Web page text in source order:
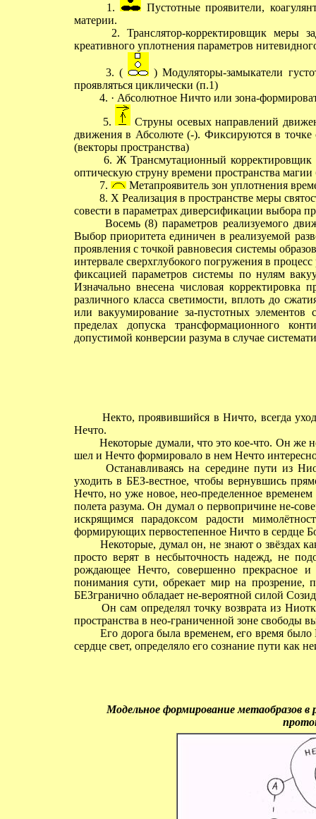
1.
Пустотные проявители,
материи.
2. Транслятор-корректировщик меры
креативного уплотнения параметров
3. (
) Модуляторы-замыкатели
проявляться циклически (п.1)
4. · Абсолютное Ничто или зона-
5.
Струны осевых направлений
движения в Абсолюте (-). Фиксируются в точке
(векторы пространства)
6. Ж Трансмутационный корректировщик
оптическую струну времени пространства
7.
Метапроявитель зон уплотнения
8. X Реализация в пространстве меры
совести в параметрах диверсификации выбора
Восемь (8) параметров реализуемого
Выбор приоритета единичен в реализуемой
проявления с точкой равновесия системы
интервале сверхглубокого погружения в
фиксацией параметров системы по нулям
Изначально внесена числовая корректировка
различного класса светимости, вплоть до
или вакуумирование за-пустотных элементов
пределах допуска трансформационного
допустимой конверсии разума в случае
Некто, проявившийся в Ничто, всегда
Нечто.
Некоторые думали, что это кое-что. Он же
шел и Нечто формировало в нем Нечто
Останавливаясь на середине пути из
уходить в БЕЗ-вестное, чтобы вернувшись
Нечто, но уже новое, нео-пределенное
полета разума. Он думал о первопричине не-
искрящимся парадоксом радости
формирующих первостепенное Ничто в сердце
Некоторые, думал он, не знают о звёздах
просто верят в несбыточность надежд, не
рождающее Нечто, совершенно прекрасное
понимания сути, обрекает мир на прозрение,
БЕЗгранично обладает не-вероятной силой
Он сам определял точку возврата из
пространства в нео-граниченной зоне свободы
Его дорога была временем, его время
сердце свет, определяло его сознание пути как
Модельное формирование метаобразов в